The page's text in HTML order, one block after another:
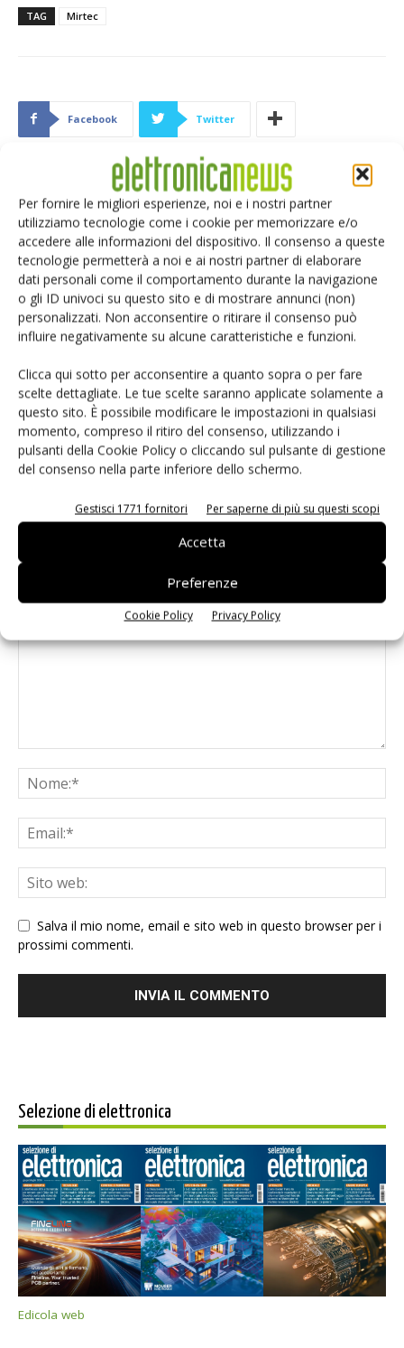
Per fornire le migliori esperienze, noi e i nostri partner
utilizziamo tecnologie come i cookie per memorizzare e/o
accedere alle informazioni del dispositivo. Il consenso a queste
tecnologie permetterà a noi e ai nostri partner di elaborare
dati personali come il comportamento durante la navigazione
o gli ID univoci su questo sito e di mostrare annunci (non)
personalizzati. Non acconsentire o ritirare il consenso può
influire negativamente su alcune caratteristiche e funzioni.
Clicca qui sotto per acconsentire a quanto sopra o per fare
scelte dettagliate. Le tue scelte saranno applicate solamente a
questo sito. È possibile modificare le impostazioni in qualsiasi
momento, compreso il ritiro del consenso, utilizzando i
pulsanti della Cookie Policy o cliccando sul pulsante di gestione
del consenso nella parte inferiore dello schermo.
Gestisci 1771 fornitori Per saperne di più su questi scopi
Accetta
Preferenze
Cookie Policy Privacy Policy
TAG Mirtec
Facebook Twitter
ARTICOLI CORRELATI ALTRO DALL'AUTORE
Protezioni reciproche programmate
Italfimet apre il quarto stabilimento:
la galvanica
Flussanti a base d’acqua per battere
la crisi
Salva il mio nome, email e sito web in questo browser per i
prossimi commenti.
Selezione di elettronica
Edicola web